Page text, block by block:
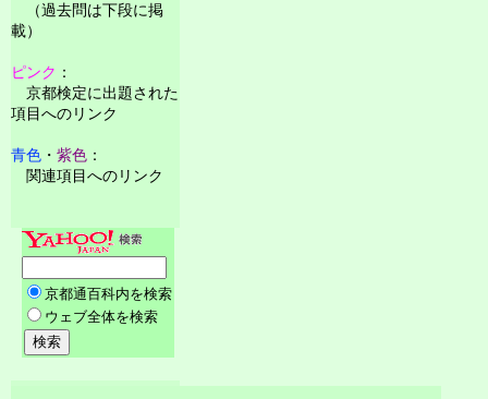
（過去問は下段に掲
載）
ピンク ：
京都検定に出題された
項目へのリンク
青色 ・ 紫色 ：
関連項目へのリンク